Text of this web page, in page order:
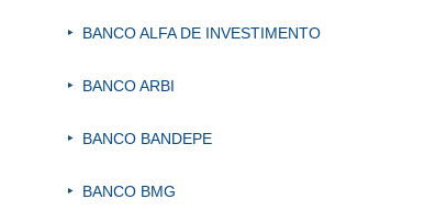
BANCO ALFA DE INVESTIMENTO
BANCO ARBI
BANCO BANDEPE
BANCO BMG